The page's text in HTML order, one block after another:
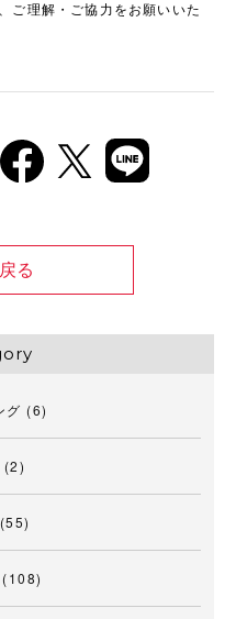
ご理解・ご協力をお願いいた
る
グ (6)
(2)
(55)
(108)